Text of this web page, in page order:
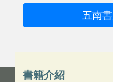
五南
書籍介紹